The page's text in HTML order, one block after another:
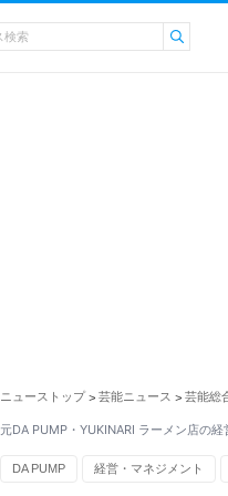
ニューストップ > 芸能ニュース > 芸能総
元DA PUMP・YUKINARI ラーメン店の
DA PUMP 経営・マネジメント